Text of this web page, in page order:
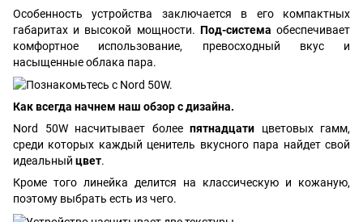
Особенность устройства заключается в его компактных
габаритах и высокой мощности. Под-система обеспечивает
комфортное использование, превосходный вкус и
насыщенные облака пара.
Как всегда начнем наш обзор с дизайна.
Nord 50W насчитывает более пятнадцати цветовых гамм,
среди которых каждый ценитель вкусного пара найдет свой
идеальный цвет.
Кроме того линейка делится на классическую и кожаную,
поэтому выбрать есть из чего.